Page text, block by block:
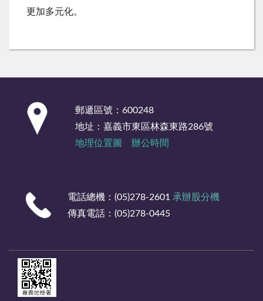
更加多元化。
郵遞區號：600248
地址：嘉義市東區林森東路286號
地理位置圖
辦公時間
電話總機：(05)278-2601 承辦股分機
傳真電話：(05)278-0445